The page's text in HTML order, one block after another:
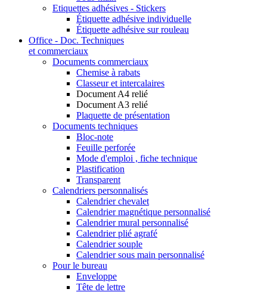
Etiquettes adhésives - Stickers
Étiquette adhésive individuelle
Étiquette adhésive sur rouleau
Office - Doc. Techniques
et commerciaux
Documents commerciaux
Chemise à rabats
Classeur et intercalaires
Document A4 relié
Document A3 relié
Plaquette de présentation
Documents techniques
Bloc-note
Feuille perforée
Mode d'emploi , fiche technique
Plastification
Transparent
Calendriers personnalisés
Calendrier chevalet
Calendrier magnétique personnalisé
Calendrier mural personnalisé
Calendrier plié agrafé
Calendrier souple
Calendrier sous main personnalisé
Pour le bureau
Enveloppe
Tête de lettre